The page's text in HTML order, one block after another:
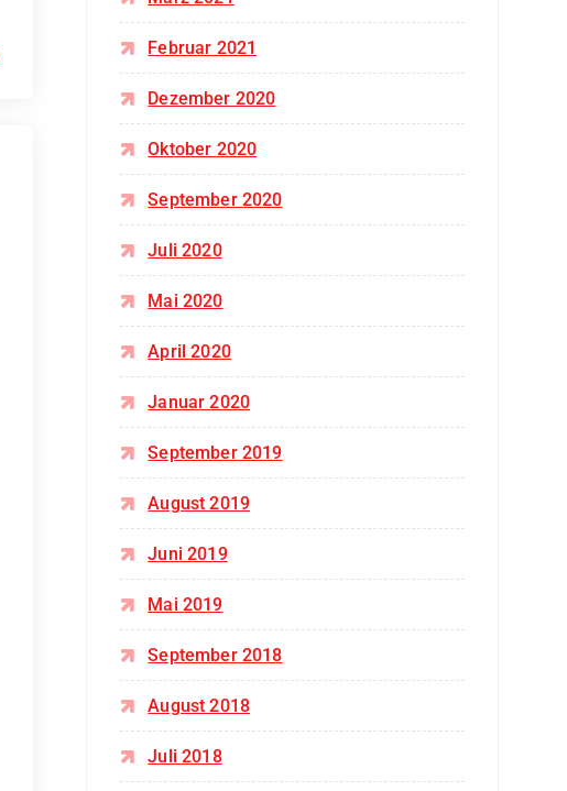
Februar 2021
Dezember 2020
Oktober 2020
September 2020
Juli 2020
Mai 2020
April 2020
Januar 2020
September 2019
August 2019
Juni 2019
Mai 2019
September 2018
August 2018
Juli 2018